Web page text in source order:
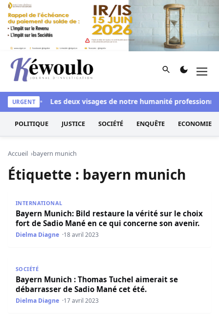
Aller au contenu
Kéwoulo, le premier site d'information et d'investigation
Rechercher
URGENT
blanchi Les deux visages de notre humanité
POLITIQUE JUSTICE SOCIÉTÉ ENQUÊTE ECONOMIE
Accueil bayern munich
Étiquette : bayern munich
INTERNATIONAL
Bayern Munich: Bild restaure la vérité sur le choix
fort de Sadio Mané en ce qui concerne son avenir.
Dielma Diagne 18 avril 2023
SOCIÉTÉ
Bayern Munich : Thomas Tuchel aimerait se
débarrasser de Sadio Mané cet été.
Dielma Diagne 17 avril 2023